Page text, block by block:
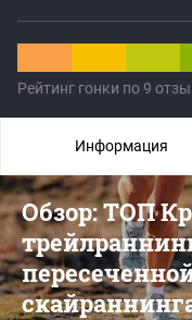
Рейтинг гонки по 9
Обзор: ТОП
Информация